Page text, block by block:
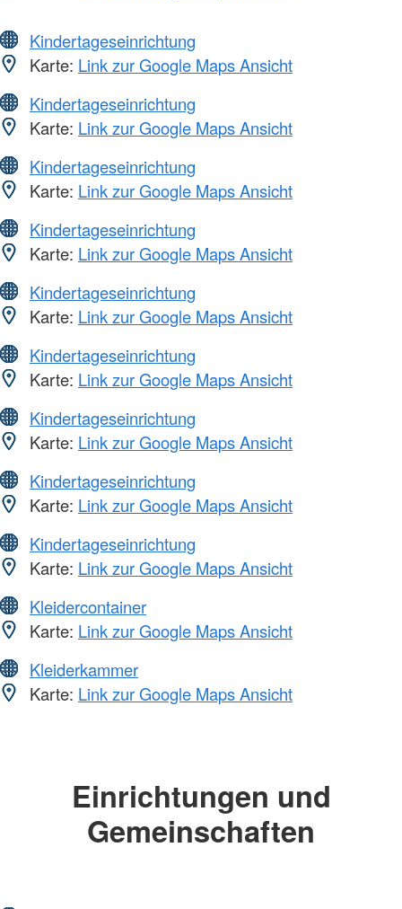
Kindertageseinrichtung
Karte: Link zur Google Maps Ansicht
Kindertageseinrichtung
Karte: Link zur Google Maps Ansicht
Kindertageseinrichtung
Karte: Link zur Google Maps Ansicht
Kindertageseinrichtung
Karte: Link zur Google Maps Ansicht
Kindertageseinrichtung
Karte: Link zur Google Maps Ansicht
Kindertageseinrichtung
Karte: Link zur Google Maps Ansicht
Kindertageseinrichtung
Karte: Link zur Google Maps Ansicht
Kindertageseinrichtung
Karte: Link zur Google Maps Ansicht
Kindertageseinrichtung
Karte: Link zur Google Maps Ansicht
Kleidercontainer
Karte: Link zur Google Maps Ansicht
Kleiderkammer
Karte: Link zur Google Maps Ansicht
Einrichtungen und
Gemeinschaften